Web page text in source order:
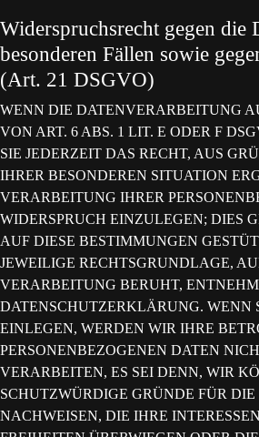
Widerspruchsrecht gegen die
besonderen Fällen sowie
(Art. 21 DSGVO)
WENN DIE DATENVERARBEITUNG
VON ART. 6 ABS. 1 LIT. E ODER F
SIE JEDERZEIT DAS RECHT, AUS
IHRER BESONDEREN SITUATION
VERARBEITUNG IHRER
WIDERSPRUCH EINZULEGEN; DIES
AUF DIESE BESTIMMUNGEN
JEWEILIGE RECHTSGRUNDLAGE,
VERARBEITUNG BERUHT,
DATENSCHUTZERKLÄRUNG. WENN
EINLEGEN, WERDEN WIR IHRE
PERSONENBEZOGENEN DATEN
VERARBEITEN, ES SEI DENN, WIR
SCHUTZWÜRDIGE GRÜNDE FÜR
NACHWEISEN, DIE IHRE